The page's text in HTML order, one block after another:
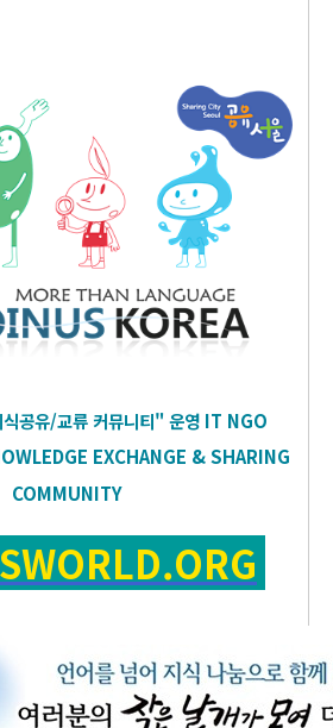
공유/교류 커뮤니티" 운영 IT NGO
EXCHANGE & SHARING
COMMUNITY